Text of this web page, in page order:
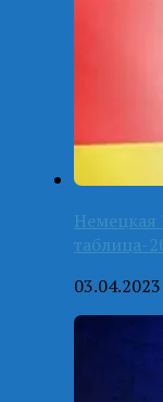
Немецкая
таблица-